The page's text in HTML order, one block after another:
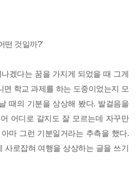
떤 것일까?'
겠다는 꿈을 가지게 되었을 때 그게
면 학교 과제를 하는 도중이었는지 모
때의 기분을 상상해 봤다. 발걸음을
어디로 갈지도 잘 모르는데 자꾸만
마 그런 기분일거라는 추측을 했다.
사로잡혀 여행을 상상하는 글을 쓰기